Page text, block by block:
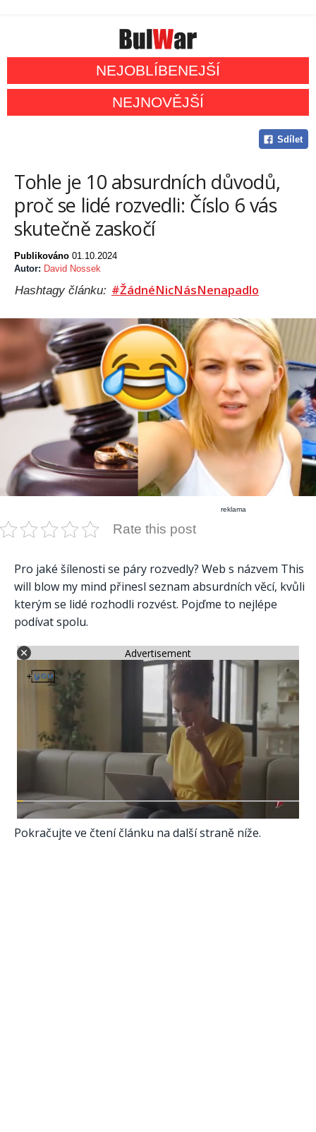
NEJOBLÍBENEJŠÍ
NEJNOVĚJŠÍ
Sdílet
Tohle je 10 absurdních důvodů,
proč se lidé rozvedli: Číslo 6 vás
skutečně zaskočí
Publikováno 01.10.2024
Autor: David Nossek
Hashtagy článku: #ŽádnéNicNásNenapadlo
reklama
Rate this post
Pro jaké šílenosti se páry rozvedly? Web s názvem This
will blow my mind přinesl seznam absurdních věcí, kvůli
kterým se lidé rozhodli rozvést. Pojďme to nejlépe
podívat spolu.
Advertisement
Pokračujte ve čtení článku na další straně níže.